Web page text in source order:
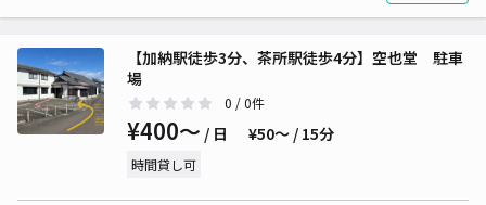
【加納駅徒歩3分、茶所駅徒歩4分】空也堂 駐車
場
0 / 0件
¥400〜 / 日 ¥50〜 / 15分
時間貸し可